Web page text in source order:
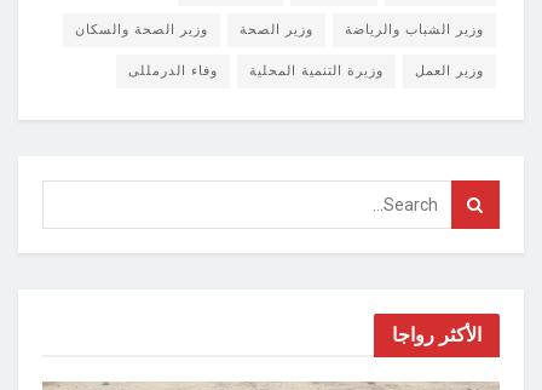
وزير الشباب والرياضة وزير الصحة وزير الصحة والسكان
وزير العمل وزيرة التنمية المحلية وفاء الدرمللى
الأكثر رواجا